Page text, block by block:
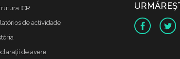
ICR
de actividade
de avere